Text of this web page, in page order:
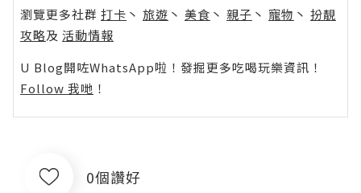
瀏覽更多社群 打卡 丶 旅遊 丶 美食 丶 親子 丶 寵物 丶 扮靚
攻略及 活動情報
U Blog開咗WhatsApp啦！發掘更多吃喝玩樂資訊！
Follow 我哋 ！
0個讚好